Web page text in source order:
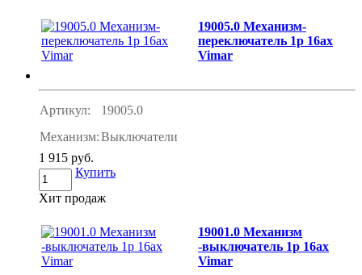
19005.0 Механизм-
переключатель 1p 16ax
Vimar
Артикул:
19005.0
Механизм:Выключатели
1 915 руб.
Купить
Хит продаж
19001.0 Механизм
-выключатель 1p 16ax
Vimar